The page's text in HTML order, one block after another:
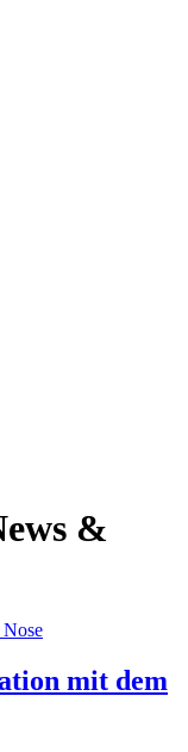
&
mit dem